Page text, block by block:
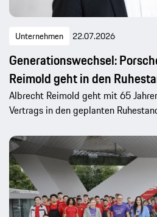
Unternehmen 22.07.2026
Generationswechsel:
Reimold geht in den
Albrecht Reimold geht mit 65
Vertrags in den geplanten